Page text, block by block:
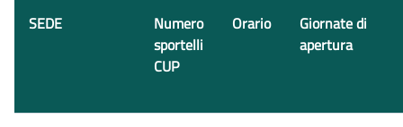
SEDE
Numero
sportelli
CUP
Orario
Giornate di
apertura